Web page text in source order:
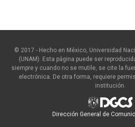
© 2017 - Hecho en México, Universidad
(UNAM). Esta página puede ser
siempre y cuando no se mutile, se cite la
electrónica. De otra forma, requiere
institución.
Dirección General de